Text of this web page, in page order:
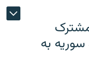
سوریه به